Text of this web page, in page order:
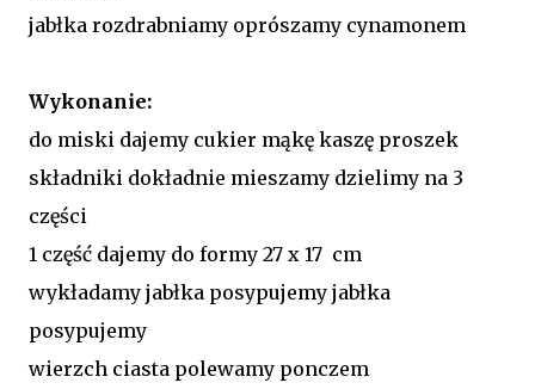
jabłka rozdrabniamy oprószamy cynamonem
Wykonanie:
do miski dajemy cukier mąkę kaszę proszek
składniki dokładnie mieszamy dzielimy na 3
części
1 część dajemy do formy 27 x 17 cm
wykładamy jabłka posypujemy jabłka
posypujemy
wierzch ciasta polewamy ponczem